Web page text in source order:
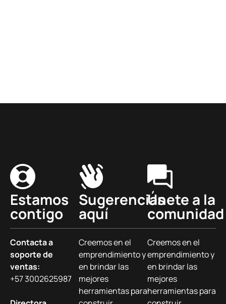
Estamos
contigo
Contacta a
soporte de
ventas:
+57 3002625987
Sugerencias
aquí
Creemos en el
emprendimiento y
en brindar las
mejores
herramientas para
Únete a la
comunidad
Creemos en el
emprendimiento y
en brindar las
mejores
herramientas para